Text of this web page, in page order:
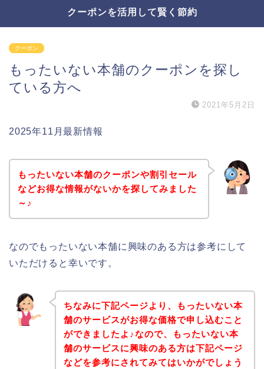
クーポンを活用して賢く節約
クーポン
もったいない本舗のクーポンを探し
ている方へ
2021年5月2日
2025年11月最新情報
もったいない本舗のクーポンや割引セール
などお得な情報がないかを探してみました
～♪
なのでもったいない本舗に興味のある方は参考にして
いただけると幸いです。
ちなみに下記ページより、もったいない本
舗のサービスがお得な価格で申し込むこと
ができましたよ♪なので、もったいない本
舗のサービスに興味のある方は下記ページ
などを参考にされてみてはいかがでしょう